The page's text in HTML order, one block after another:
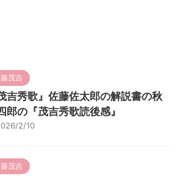
茂吉
吉秀歌』佐藤佐太郎の解説書の秋
郎の『茂吉秀歌読後感』
2/10
茂吉